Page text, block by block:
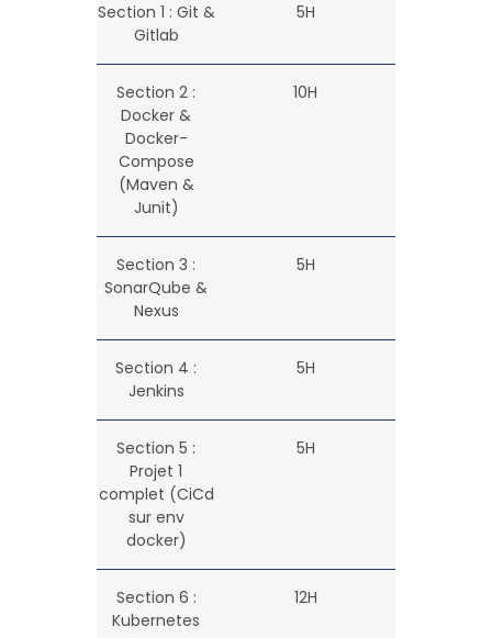
Section 1 : Git &
Gitlab
5H
Section 2 :
Docker &
Docker-
Compose
(Maven &
Junit)
10H
Section 3 :
SonarQube &
Nexus
5H
Section 4 :
Jenkins
5H
Section 5 :
Projet 1
complet (CiCd
sur env
docker)
5H
Section 6 :
Kubernetes
12H